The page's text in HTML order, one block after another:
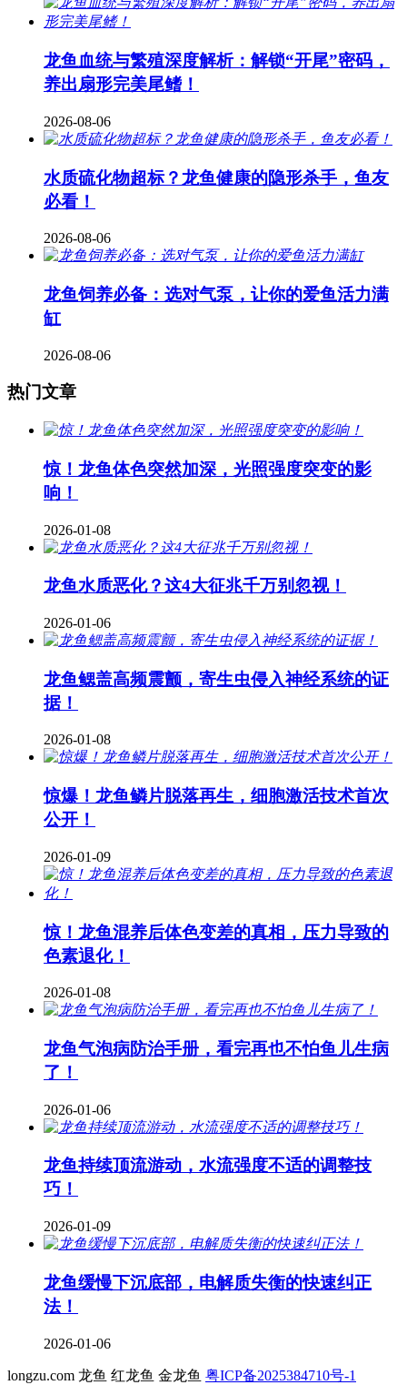
龙鱼血统与繁殖深度解析：解锁“开尾”密码，
养出扇形完美尾鳍！
2026-08-06
水质硫化物超标？龙鱼健康的隐形杀手，鱼友
必看！
2026-08-06
龙鱼饲养必备：选对气泵，让你的爱鱼活力满
缸
2026-08-06
热门文章
惊！龙鱼体色突然加深，光照强度突变的影
响！
2026-01-08
龙鱼水质恶化？这4大征兆千万别忽视！
2026-01-06
龙鱼鳃盖高频震颤，寄生虫侵入神经系统的证
据！
2026-01-08
惊爆！龙鱼鳞片脱落再生，细胞激活技术首次
公开！
2026-01-09
惊！龙鱼混养后体色变差的真相，压力导致的
色素退化！
2026-01-08
龙鱼气泡病防治手册，看完再也不怕鱼儿生病
了！
2026-01-06
龙鱼持续顶流游动，水流强度不适的调整技
巧！
2026-01-09
龙鱼缓慢下沉底部，电解质失衡的快速纠正
法！
2026-01-06
longzu.com 龙鱼 红龙鱼 金龙鱼 粤ICP备2025384710号-1